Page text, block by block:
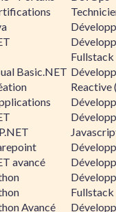
Basic.NET
avancé
Avancé
Fullstack
Reactive
Fullstack